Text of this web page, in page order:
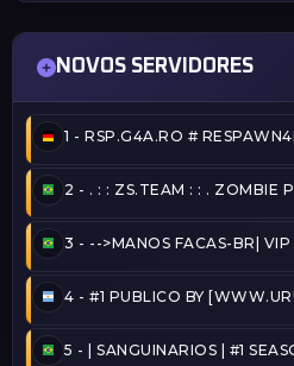
NOVOS SERVIDORES
1 - RSP.G4A.RO #
2 - . : : ZS.TEAM : : . ZOMBIE
3 - -->MANOS FACAS-BR|
4 - #1 PUBLICO BY
5 - | SANGUINARIOS | #1